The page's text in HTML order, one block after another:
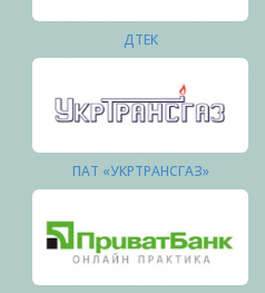
ДТЕК
ПАТ «УКРТРАНСГАЗ»